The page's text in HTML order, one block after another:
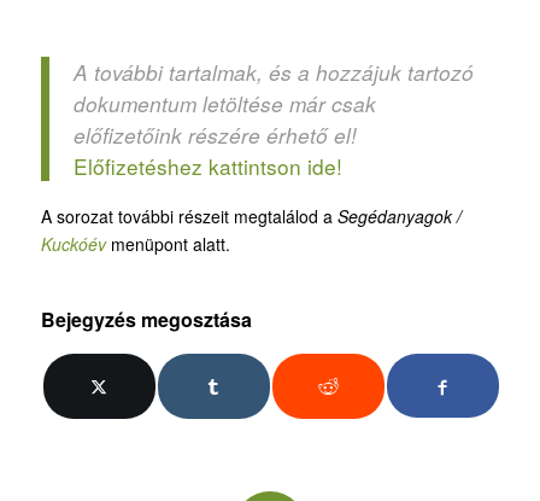
A további tartalmak, és a hozzájuk tartozó
dokumentum letöltése már csak
előfizetőink részére érhető el!
Előfizetéshez kattintson ide!
A sorozat további részeit megtalálod a Segédanyagok /
Kuckóév menüpont alatt.
Bejegyzés megosztása